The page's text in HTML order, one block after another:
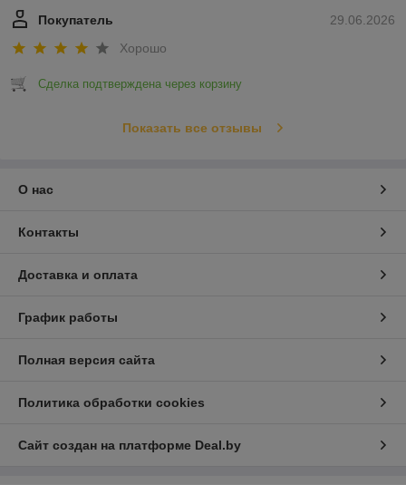
29.06.2026
Покупатель
Хорошо
Сделка подтверждена через корзину
Показать все отзывы
О нас
Контакты
Доставка и оплата
График работы
Полная версия сайта
Политика обработки cookies
Сайт создан на платформе Deal.by